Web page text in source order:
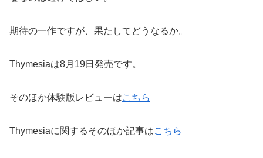
期待の一作ですが、果たしてどうなるか。
Thymesiaは8月19日発売です。
そのほか体験版レビューはこちら
Thymesiaに関するそのほか記事はこちら